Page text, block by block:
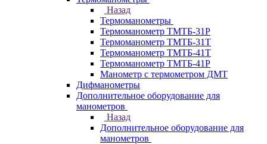
Назад
Термоманометры
Термоманометр ТМТБ-31Р
Термоманометр ТМТБ-31Т
Термоманометр ТМТБ-41Т
Термоманометр ТМТБ-41Р
Манометр с термометром ДМТ
Дифманометры
Дополнительное оборудование для
манометров
Назад
Дополнительное оборудование для
манометров